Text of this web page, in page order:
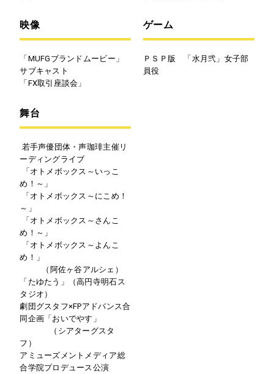
映像
「MUFGブランドムービー」
サブキャスト
「FX取引座談会」
ゲーム
ＰＳＰ版 「水月弐」女子部
員役
舞台
若手声優団体・声珈琲主催リ
ーディングライブ
「オトメボックス～いっこ
め！～」
「オトメボックス～にこめ！
～」
「オトメボックス～さんこ
め！～」
「オトメボックス～よんこ
め！」
（阿佐ヶ谷アルシェ）
「たゆたう」（高円寺明石ス
タジオ）
劇団グスタフ×FPアドバンス合
同企画「おいでやす」
（シアターグスタ
フ）
アミューズメントメディア総
合学院プロデュース公演